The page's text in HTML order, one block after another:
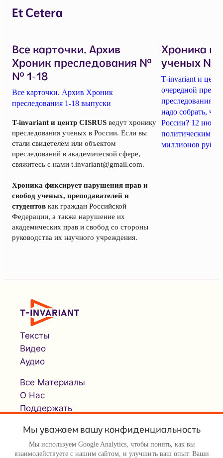
Et Cetera
Все карточки. Архив
Хроник преследования №
№ 1-18
Все карточки. Архив Хроник
преследования 1-18 выпуски
T-invariant и центр CISRUS ведут хронику
преследования ученых в России. Если вы
стали свидетелем или объектом
преследований в академической сфере,
свяжитесь с нами t.invariant@gmail.com.
Хроника фиксирует нарушения прав и
свобод ученых, преподавателей и
студентов как граждан Российской
Федерации, а также нарушение их
академических прав и свобод со стороны
руководства их научного учреждения.
Хроника
ученых №
T-invariant и
очередной
преследования
надо собрать,
России? 12
политическим
миллионов
Тексты
Видео
Аудио
Все Материалы
О Нас
Поддержать
Мы уважаем вашу конфиденциальность
Мы используем Google Analytics, чтобы понять, как вы
взаимодействуете с нашим сайтом, и улучшить ваш опыт. Ваши